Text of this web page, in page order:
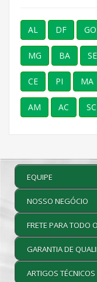
AL DF GO
MG BA SE
CE PI MA
AM AC SC
EQUIPE
NOSSO NEGÓCIO
FRETE PARA TODO
GARANTIA DE
ARTIGOS TÉCNICOS